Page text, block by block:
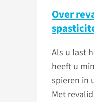
Over
Als u last
heeft u
spieren in
Met